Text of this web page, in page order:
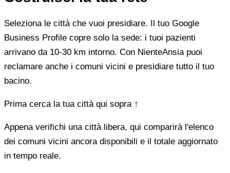
Seleziona le città che vuoi presidiare. Il tuo Google
Business Profile copre solo la sede: i tuoi pazienti
arrivano da 10-30 km intorno. Con NienteAnsia puoi
reclamare anche i comuni vicini e presidiare tutto il tuo
bacino.
Prima cerca la tua città qui sopra ↑
Appena verifichi una città libera, qui comparirà l'elenco
dei comuni vicini ancora disponibili e il totale aggiornato
in tempo reale.